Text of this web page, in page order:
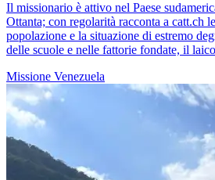
Il missionario è attivo nel Paese
Ottanta; con regolarità racconta a catt.ch
popolazione e la situazione di estremo
delle scuole e nelle fattorie fondate, il
Missione Venezuela